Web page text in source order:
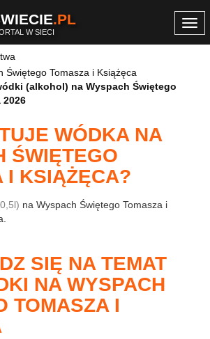
.PL
W SIECI
Świętego Tomasza i Książęca
(alkohol) na Wyspach Świętego
2026
WÓDKA NA
ŚWIĘTEGO
I KSIĄŻĘCA?
na Wyspach Świętego Tomasza i
SIĘ NA TEMAT
NA WYSPACH
TOMASZA I